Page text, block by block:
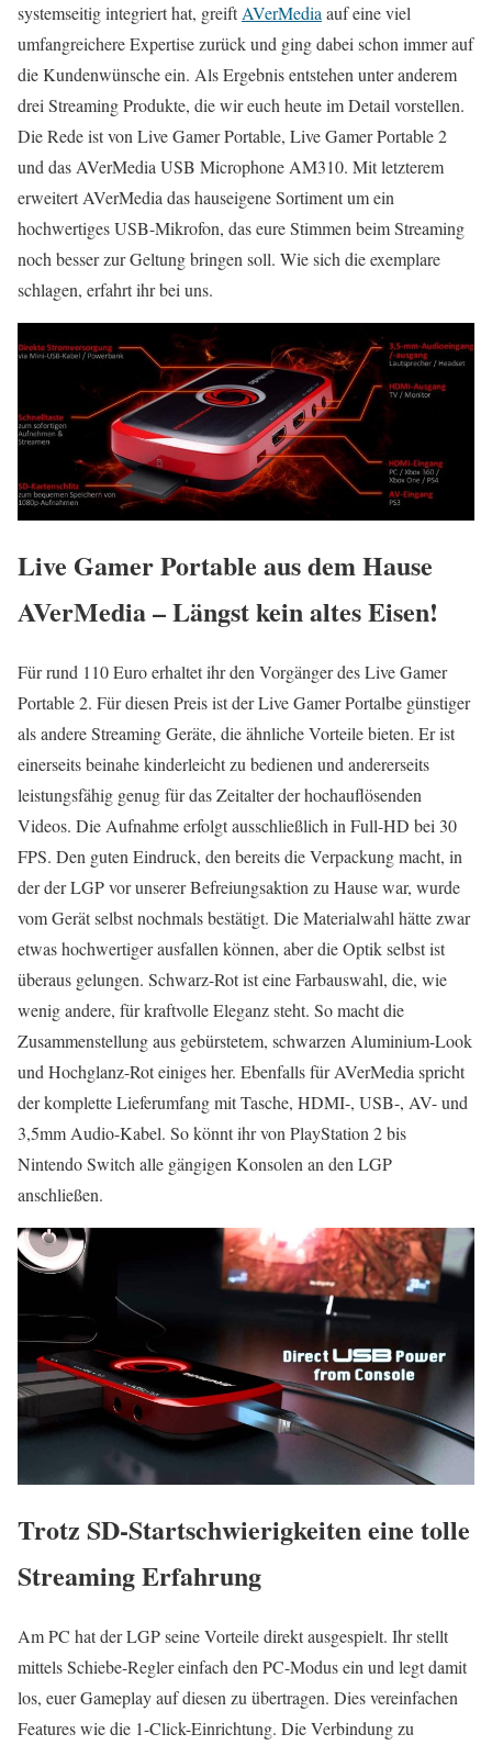
systemseitig integriert hat, greiftAVerMedia auf eine viel
umfangreichere Expertise zurück und ging dabei schon immer auf
die Kundenwünsche ein. Als Ergebnis entstehen unter anderem
drei Streaming Produkte, die wir euch heute im Detail vorstellen.
Die Rede ist von Live Gamer Portable, Live Gamer Portable 2
und das AVerMedia USB Microphone AM310. Mit letzterem
erweitert AVerMedia das hauseigene Sortiment um ein
hochwertiges USB-Mikrofon, das eure Stimmen beim Streaming
noch besser zur Geltung bringen soll. Wie sich die exemplare
schlagen, erfahrt ihr bei uns.
Live Gamer Portable aus dem Hause
AVerMedia – Längst kein altes Eisen!
Für rund 110 Euro erhaltet ihr den Vorgänger des Live Gamer
Portable 2. Für diesen Preis ist der Live Gamer Portalbe günstiger
als andere Streaming Geräte, die ähnliche Vorteile bieten. Er ist
einerseits beinahe kinderleicht zu bedienen und andererseits
leistungsfähig genug für das Zeitalter der hochauflösenden
Videos. Die Aufnahme erfolgt ausschließlich in Full-HD bei 30
FPS. Den guten Eindruck, den bereits die Verpackung macht, in
der der LGP vor unserer Befreiungsaktion zu Hause war, wurde
vom Gerät selbst nochmals bestätigt. Die Materialwahl hätte zwar
etwas hochwertiger ausfallen können, aber die Optik selbst ist
überaus gelungen. Schwarz-Rot ist eine Farbauswahl, die, wie
wenig andere, für kraftvolle Eleganz steht. So macht die
Zusammenstellung aus gebürstetem, schwarzen Aluminium-Look
und Hochglanz-Rot einiges her. Ebenfalls für AVerMedia spricht
der komplette Lieferumfang mit Tasche, HDMI-, USB-, AV- und
3,5mm Audio-Kabel. So könnt ihr von PlayStation 2 bis
Nintendo Switch alle gängigen Konsolen an den LGP
anschließen.
Trotz SD-Startschwierigkeiten eine tolle
Streaming Erfahrung
Am PC hat der LGP seine Vorteile direkt ausgespielt. Ihr stellt
mittels Schiebe-Regler einfach den PC-Modus ein und legt damit
los, euer Gameplay auf diesen zu übertragen. Dies vereinfachen
Features wie die 1-Click-Einrichtung. Die Verbindung zu